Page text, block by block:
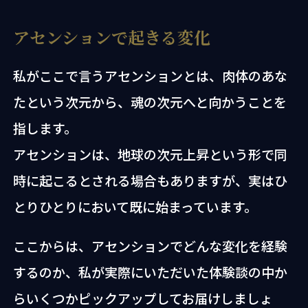
アセンションで起きる変化
私がここで言うアセンションとは、肉体のあな
たという次元から、魂の次元へと向かうことを
指します。
アセンションは、地球の次元上昇という形で同
時に起こるとされる場合もありますが、実はひ
とりひとりにおいて既に始まっています。
ここからは、アセンションでどんな変化を経験
するのか、私が実際にいただいた体験談の中か
らいくつかピックアップしてお届けしましょ